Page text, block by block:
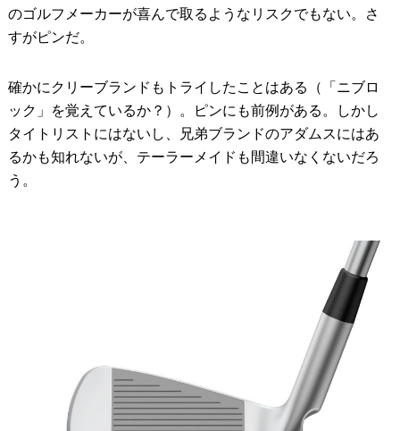
のゴルフメーカーが喜んで取るようなリスクでもない。さ
すがピンだ。
確かにクリーブランドもトライしたことはある（「ニブロ
ック」を覚えているか？）。ピンにも前例がある。しかし
タイトリストにはないし、兄弟ブランドのアダムスにはあ
るかも知れないが、テーラーメイドも間違いなくないだろ
う。